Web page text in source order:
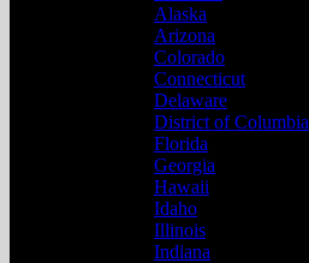
Alaska
Arizona
Colorado
Connecticut
Delaware
District of Columbia
Florida
Georgia
Hawaii
Idaho
Illinois
Indiana